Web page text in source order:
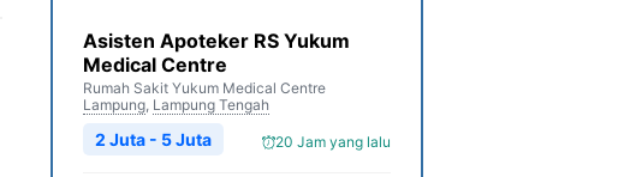
Asisten Apoteker RS Yukum
Medical Centre
Rumah Sakit Yukum Medical Centre
Lampung, Lampung Tengah
20 Jam yang lalu
2 Juta - 5 Juta